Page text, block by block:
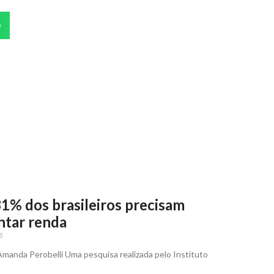
dos brasileiros precisam
renda
Perobelli Uma pesquisa realizada pelo Instituto